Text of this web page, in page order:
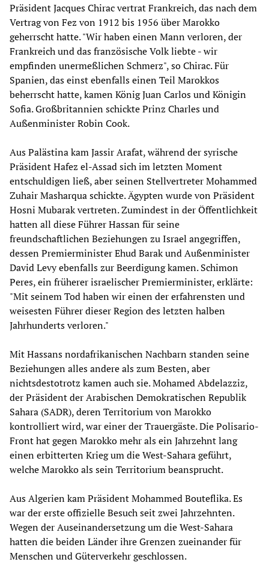
Präsident Jacques Chirac vertrat Frankreich, das nach dem
Vertrag von Fez von 1912 bis 1956 über Marokko
geherrscht hatte. "Wir haben einen Mann verloren, der
Frankreich und das französische Volk liebte - wir
empfinden unermeßlichen Schmerz", so Chirac. Für
Spanien, das einst ebenfalls einen Teil Marokkos
beherrscht hatte, kamen König Juan Carlos und Königin
Sofia. Großbritannien schickte Prinz Charles und
Außenminister Robin Cook.
Aus Palästina kam Jassir Arafat, während der syrische
Präsident Hafez el-Assad sich im letzten Moment
entschuldigen ließ, aber seinen Stellvertreter Mohammed
Zuhair Masharqua schickte. Ägypten wurde von Präsident
Hosni Mubarak vertreten. Zumindest in der Öffentlichkeit
hatten all diese Führer Hassan für seine
freundschaftlichen Beziehungen zu Israel angegriffen,
dessen Premierminister Ehud Barak und Außenminister
David Levy ebenfalls zur Beerdigung kamen. Schimon
Peres, ein früherer israelischer Premierminister, erklärte:
"Mit seinem Tod haben wir einen der erfahrensten und
weisesten Führer dieser Region des letzten halben
Jahrhunderts verloren."
Mit Hassans nordafrikanischen Nachbarn standen seine
Beziehungen alles andere als zum Besten, aber
nichtsdestotrotz kamen auch sie. Mohamed Abdelazziz,
der Präsident der Arabischen Demokratischen Republik
Sahara (SADR), deren Territorium von Marokko
kontrolliert wird, war einer der Trauergäste. Die Polisario-
Front hat gegen Marokko mehr als ein Jahrzehnt lang
einen erbitterten Krieg um die West-Sahara geführt,
welche Marokko als sein Territorium beansprucht.
Aus Algerien kam Präsident Mohammed Bouteflika. Es
war der erste offizielle Besuch seit zwei Jahrzehnten.
Wegen der Auseinandersetzung um die West-Sahara
hatten die beiden Länder ihre Grenzen zueinander für
Menschen und Güterverkehr geschlossen.